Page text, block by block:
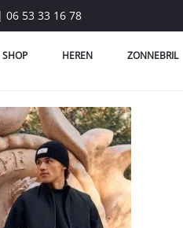
06 53 33 16 78
SHOP HEREN ZONNEBRIL